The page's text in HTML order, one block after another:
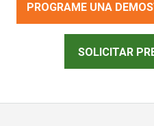
PROGRAME UNA
SOLICITAR